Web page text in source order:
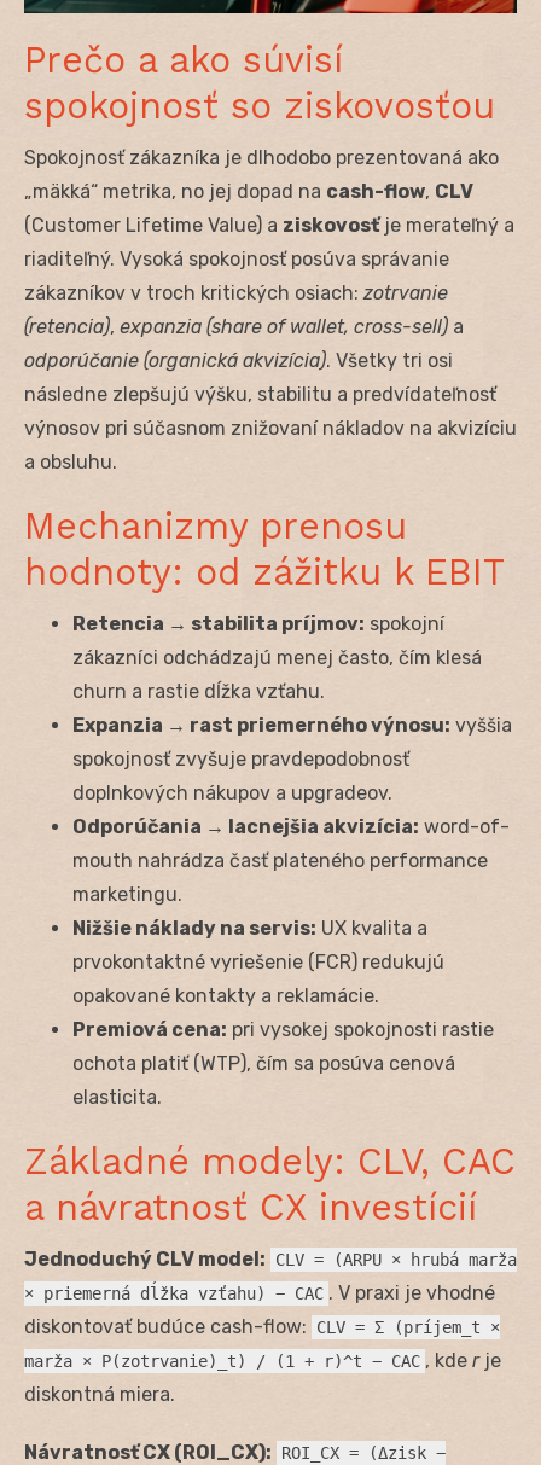
Prečo a ako súvisí
spokojnosť so ziskovosťou
Spokojnosť zákazníka je dlhodobo prezentovaná ako
„mäkká“ metrika, no jej dopad na cash-flow, CLV
(Customer Lifetime Value) a ziskovosťje merateľný a
riaditeľný. Vysoká spokojnosť posúva správanie
zákazníkov v troch kritických osiach:zotrvanie
(retencia), expanzia (share of wallet, cross-sell) a
odporúčanie (organická akvizícia). Všetky tri osi
následne zlepšujú výšku, stabilitu a predvídateľnosť
výnosov pri súčasnom znižovaní nákladov na akvizíciu
a obsluhu.
Mechanizmy prenosu
hodnoty: od zážitku k EBIT
Retencia → stabilita príjmov: spokojní
zákazníci odchádzajú menej často, čím klesá
churn a rastie dĺžka vzťahu.
Expanzia → rast priemerného výnosu: vyššia
spokojnosť zvyšuje pravdepodobnosť
doplnkových nákupov a upgradeov.
Odporúčania → lacnejšia akvizícia: word-of-
mouth nahrádza časť plateného performance
marketingu.
Nižšie náklady na servis: UX kvalita a
prvokontaktné vyriešenie (FCR) redukujú
opakované kontakty a reklamácie.
Premiová cena: pri vysokej spokojnosti rastie
ochota platiť (WTP), čím sa posúva cenová
elasticita.
Základné modely: CLV, CAC
a návratnosť CX investícií
Jednoduchý CLV model:
CLV = (ARPU × hrubá marža
× priemerná dĺžka vzťahu) − CAC . V praxi je vhodné
diskontovať budúce cash-flow:
CLV = Σ (príjem_t ×
marža × P(zotrvanie)_t) / (1 + r)^t − CAC , kde rje
diskontná miera.
Návratnosť CX (ROI_CX):
ROI_CX = (Δzisk −